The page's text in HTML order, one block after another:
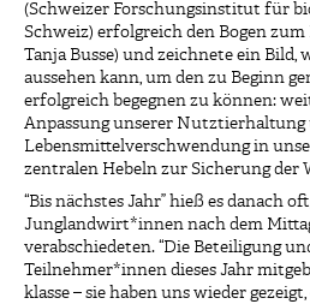
(Schweizer Forschungsinstitut für
Schweiz) erfolgreich den Bogen
Tanja Busse) und zeichnete ein
aussehen kann, um den zu Beginn
erfolgreich begegnen zu können:
Anpassung unserer
Lebensmittelverschwendung in
zentralen Hebeln zur Sicherung der
“Bis nächstes Jahr” hieß es danach
Junglandwirt*innen nach dem
verabschiedeten. “Die Beteiligung
Teilnehmer*innen dieses Jahr
klasse – sie haben uns wieder gezeigt,